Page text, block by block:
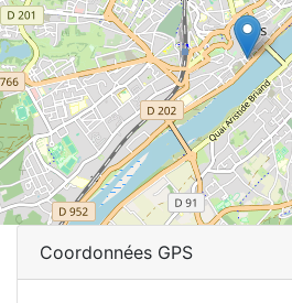
Coordonnées GPS